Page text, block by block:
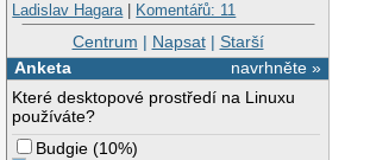
Ladislav Hagara| Komentářů: 11
Centrum | Napsat| Starší
navrhněte »
Anketa
Které desktopové prostředí na Linuxu
používáte?
Budgie (10%)